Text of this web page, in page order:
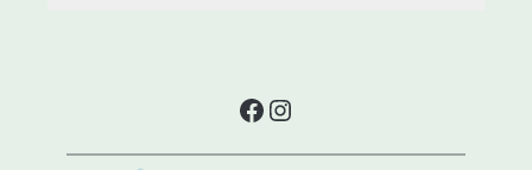
Facebook
Instagram